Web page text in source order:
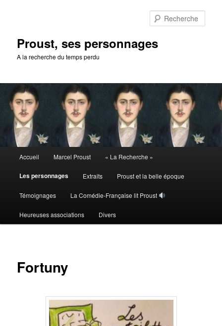
Proust, ses personnages
A la recherche du temps perdu
principal
Accueil Marcel Proust « La Recherche »
Les personnages Extraits Proust et la belle époque
Témoignages La Comédie-Française lit Proust
Heureuses associations Divers
Fortuny